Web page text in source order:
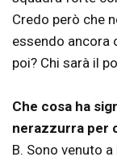
Credo però che
essendo ancora
poi? Chi sarà il
Che cosa ha
nerazzurra per
B. Sono venuto